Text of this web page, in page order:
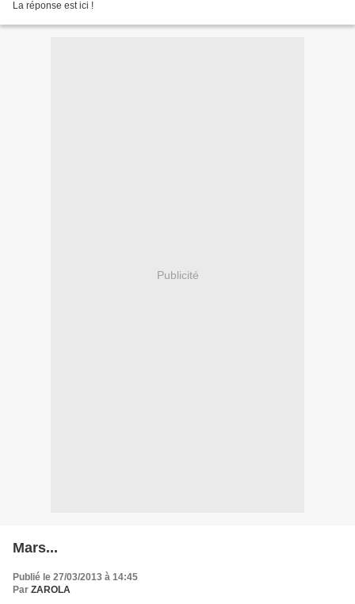
La réponse est ici !
Publicité
Mars...
Publié le 27/03/2013 à 14:45
Par ZAROLA